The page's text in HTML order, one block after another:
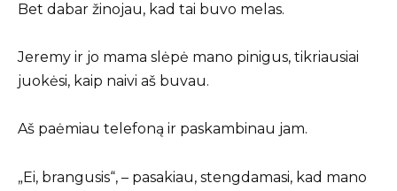
Bet dabar žinojau, kad tai buvo melas.
Jeremy ir jo mama slėpė mano pinigus, tikriausiai
juokėsi, kaip naivi aš buvau.
Aš paėmiau telefoną ir paskambinau jam.
„Ei, brangusis“, – pasakiau, stengdamasi, kad mano